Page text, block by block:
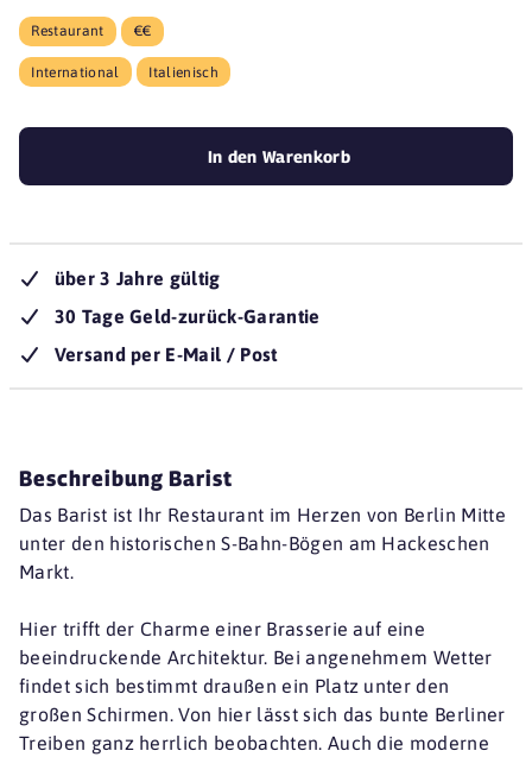
Restaurant €€
International Italienisch
In den Warenkorb
über 3 Jahre gültig
30 Tage Geld-zurück-Garantie
Versand per E-Mail / Post
Beschreibung Barist
Das Barist ist Ihr Restaurant im Herzen von Berlin Mitte
unter den historischen S-Bahn-Bögen am Hackeschen
Markt.
Hier trifft der Charme einer Brasserie auf eine
beeindruckende Architektur. Bei angenehmem Wetter
findet sich bestimmt draußen ein Platz unter den
großen Schirmen. Von hier lässt sich das bunte Berliner
Treiben ganz herrlich beobachten. Auch die moderne